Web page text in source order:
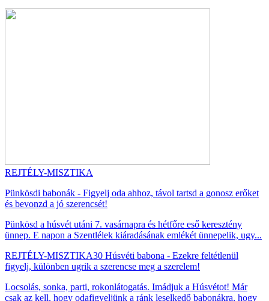
REJTÉLY-MISZTIKA
Pünkösdi babonák - Figyelj oda ahhoz, távol tartsd a gonosz erőket
és bevonzd a jó szerencsét!
Pünkösd a húsvét utáni 7. vasárnapra és hétfőre eső keresztény
ünnep. E napon a Szentlélek kiáradásának emlékét ünnepelik, ugy...
REJTÉLY-MISZTIKA30 Húsvéti babona - Ezekre feltétlenül
figyelj, különben ugrik a szerencse meg a szerelem!
Locsolás, sonka, parti, rokonlátogatás. Imádjuk a Húsvétot! Már
csak az kell, hogy odafigyeljünk a ránk leselkedő babonákra, hogy